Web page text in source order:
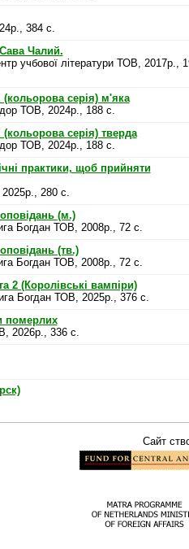
384 c.
Чалий.
учбової літератури ТОВ, 2017р.,
серія) м'яка
ТОВ, 2024р., 188 c.
серія) тверда
ТОВ, 2024р., 188 c.
практики, щоб прийняти
2025р., 280 c.
(м.)
Богдан ТОВ, 2008р., 72 c.
(тв.)
Богдан ТОВ, 2008р., 72 c.
2 (Королівські вампіри)
Богдан ТОВ, 2025р., 376 c.
померлих
2026р., 336 c.
Сайт